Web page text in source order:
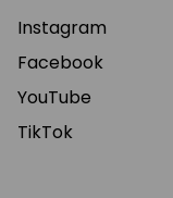
Instagram
Facebook
YouTube
TikTok